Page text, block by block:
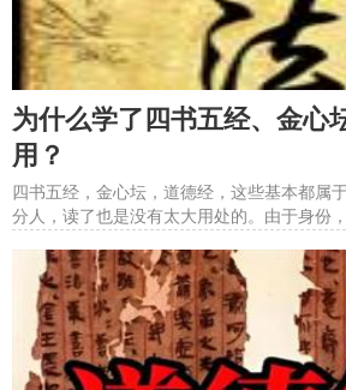
为什么学了四书五经、金心
用？
四书五经，金心坛，道德经，这些基本都属
分人，读了也是没有太大用处的。由于身份
无用武之地。&#8203;所以，对于大部分人
身份，处境。&#8203;而相对来说，论语比